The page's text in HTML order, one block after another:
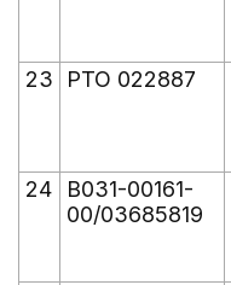
23
РТО 022887
24
В031-00161-
00/03685819